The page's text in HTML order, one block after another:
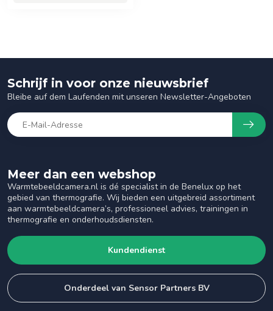
Meer dan een webshop
Warmtebeeldcamera.nl is dé specialist in de Benelux op het
gebied van thermografie. Wij bieden een uitgebreid assortiment
aan warmtebeeldcamera’s, professioneel advies, trainingen in
thermografie en onderhoudsdiensten.
Kundendienst
Onderdeel van Sensor Partners BV
Schrijf in voor onze nieuwsbrief
Bleibe auf dem Laufenden mit unseren Newsletter-Angeboten